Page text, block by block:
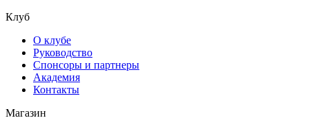
Клуб
О клубе
Руководство
Спонсоры и партнеры
Академия
Контакты
Магазин